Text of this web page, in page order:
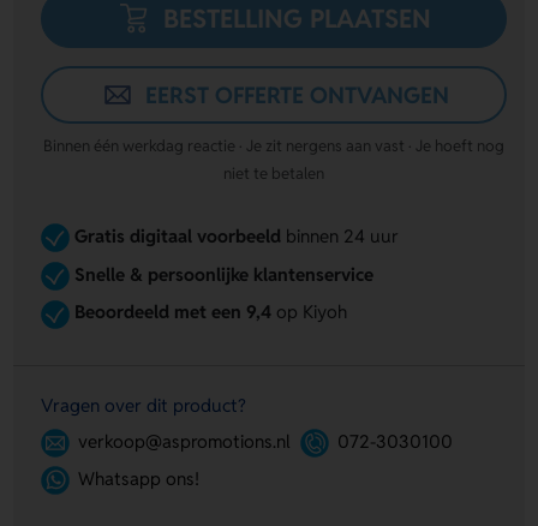
BESTELLING PLAATSEN
EERST OFFERTE ONTVANGEN
Binnen één werkdag reactie · Je zit nergens aan vast · Je hoeft nog
niet te betalen
Gratis digitaal voorbeeld binnen 24 uur
Snelle & persoonlijke klantenservice
Beoordeeld met een 9,4op Kiyoh
Vragen over dit product?
verkoop@aspromotions.nl
072-3030100
Whatsapp ons!